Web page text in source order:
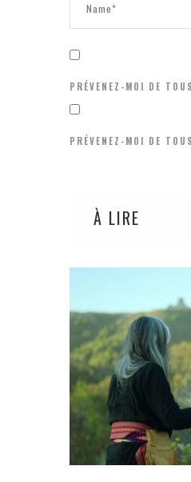
PRÉVENEZ-MOI DE
PRÉVENEZ-MOI DE
À LIRE